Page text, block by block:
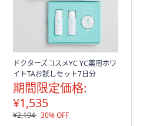
ドクターズコスメYC YC薬用ホワ
イトTAお試しセット7日分
期間限定価格:
¥1,535
¥2,194 30% OFF